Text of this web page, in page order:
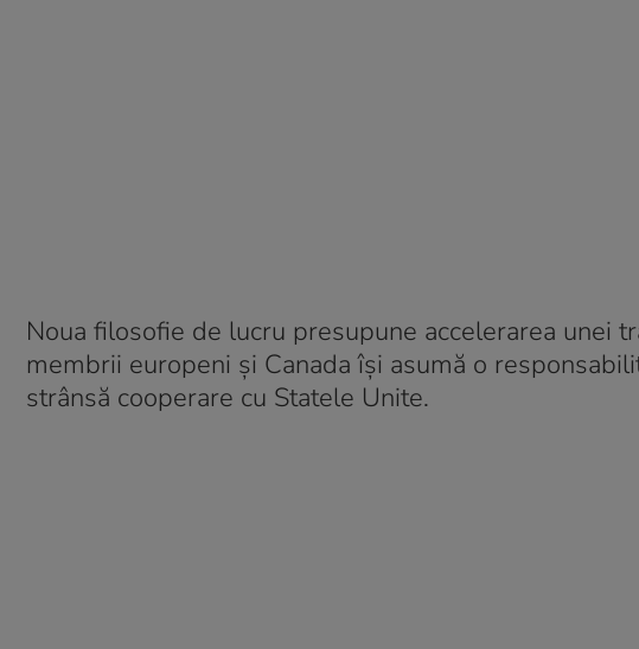
Noua filosofie de lucru presupune accelerarea unei
membrii europeni și Canada își asumă o
strânsă cooperare cu Statele Unite.